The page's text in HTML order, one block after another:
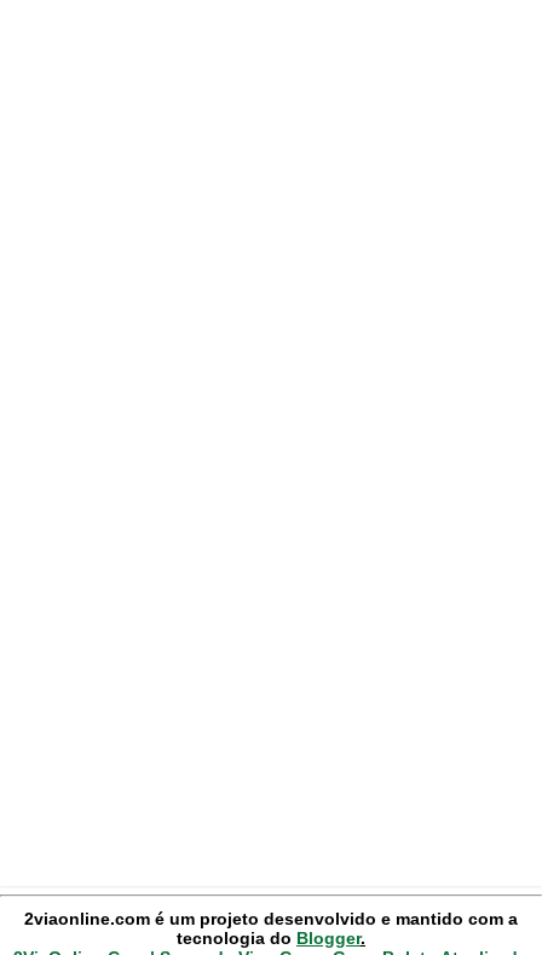
2viaonline.com é um projeto desenvolvido e mantido com a
tecnologia do Blogger.